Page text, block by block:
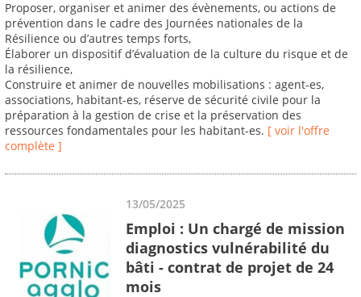
Proposer, organiser et animer des évènements, ou actions de
prévention dans le cadre des Journées nationales de la
Résilience ou d’autres temps forts,
Élaborer un dispositif d’évaluation de la culture du risque et de
la résilience,
Construire et animer de nouvelles mobilisations : agent-es,
associations, habitant-es, réserve de sécurité civile pour la
préparation à la gestion de crise et la préservation des
ressources fondamentales pour les habitant-es. [ voir l'offre
complète ]
13/05/2025
Emploi : Un chargé de mission
diagnostics vulnérabilité du
bâti - contrat de projet de 24
mois